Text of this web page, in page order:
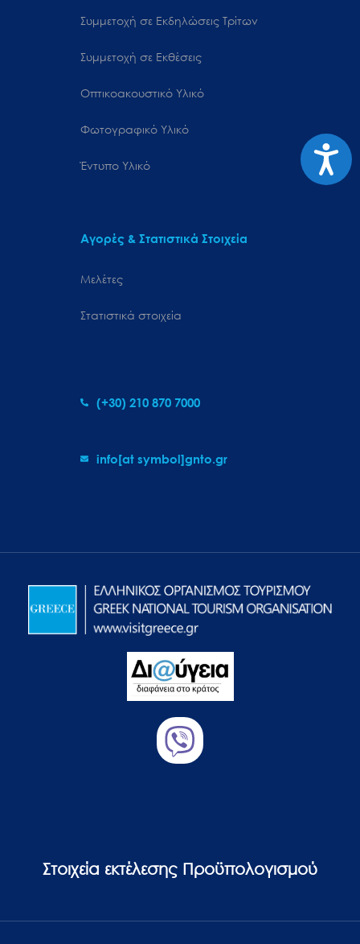
Συμμετοχή σε Εκδηλώσεις Τρίτων
Συμμετοχή σε Εκθέσεις
Οπτικοακουστικό Υλικό
Φωτογραφικό Υλικό
Έντυπο Υλικό
Αγορές & Στατιστικά Στοιχεία
Μελέτες
Στατιστικά στοιχεία
(+30) 210 870 7000
info[at symbol]gnto.gr
Στοιχεία εκτέλεσης Προϋπολογισμού